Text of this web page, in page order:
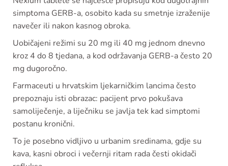
simptoma GERB-a, osobito kada su smetnje izraženije
navečer ili nakon kasnog obroka.
Uobičajeni režimi su 20 mg ili 40 mg jednom dnevno
kroz 4 do 8 tjedana, a kod održavanja GERB-a često 20
mg dugoročno.
Farmaceuti u hrvatskim ljekarničkim lancima često
prepoznaju isti obrazac: pacijent prvo pokušava
samoliječenje, a liječniku se javlja tek kad simptomi
postanu kronični.
To je posebno vidljivo u urbanim sredinama, gdje su
kava, kasni obroci i večernji ritam rada česti okidači